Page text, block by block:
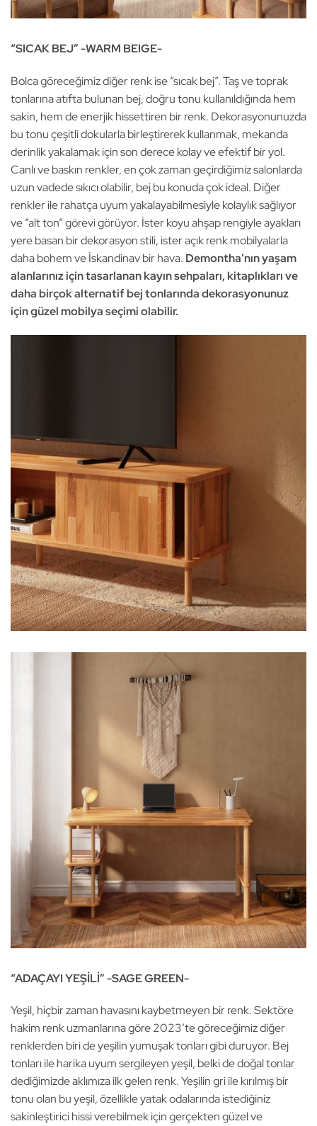
“SICAK BEJ” -WARM BEIGE-
Bolca göreceğimiz diğer renk ise “sıcak bej”. Taş ve toprak
tonlarına atıfta bulunan bej, doğru tonu kullanıldığında hem
sakin, hem de enerjik hissettiren bir renk. Dekorasyonunuzda
bu tonu çeşitli dokularla birleştirerek kullanmak, mekanda
derinlik yakalamak için son derece kolay ve efektif bir yol.
Canlı ve baskın renkler, en çok zaman geçirdiğimiz salonlarda
uzun vadede sıkıcı olabilir, bej bu konuda çok ideal. Diğer
renkler ile rahatça uyum yakalayabilmesiyle kolaylık sağlıyor
ve “alt ton” görevi görüyor. İster koyu ahşap rengiyle ayakları
yere basan bir dekorasyon stili, ister açık renk mobilyalarla
daha bohem ve İskandinav bir hava. Demontha’nın yaşam
alanlarınız için tasarlanan kayın sehpaları, kitaplıkları ve
daha birçok alternatif bej tonlarında dekorasyonunuz
için güzel mobilya seçimi olabilir.
“ADAÇAYI YEŞİLİ” -SAGE GREEN-
Yeşil, hiçbir zaman havasını kaybetmeyen bir renk. Sektöre
hakim renk uzmanlarına göre 2023’te göreceğimiz diğer
renklerden biri de yeşilin yumuşak tonları gibi duruyor. Bej
tonları ile harika uyum sergileyen yeşil, belki de doğal tonlar
dediğimizde aklımıza ilk gelen renk. Yeşilin gri ile kırılmış bir
tonu olan bu yeşil, özellikle yatak odalarında istediğiniz
sakinleştirici hissi verebilmek için gerçekten güzel ve